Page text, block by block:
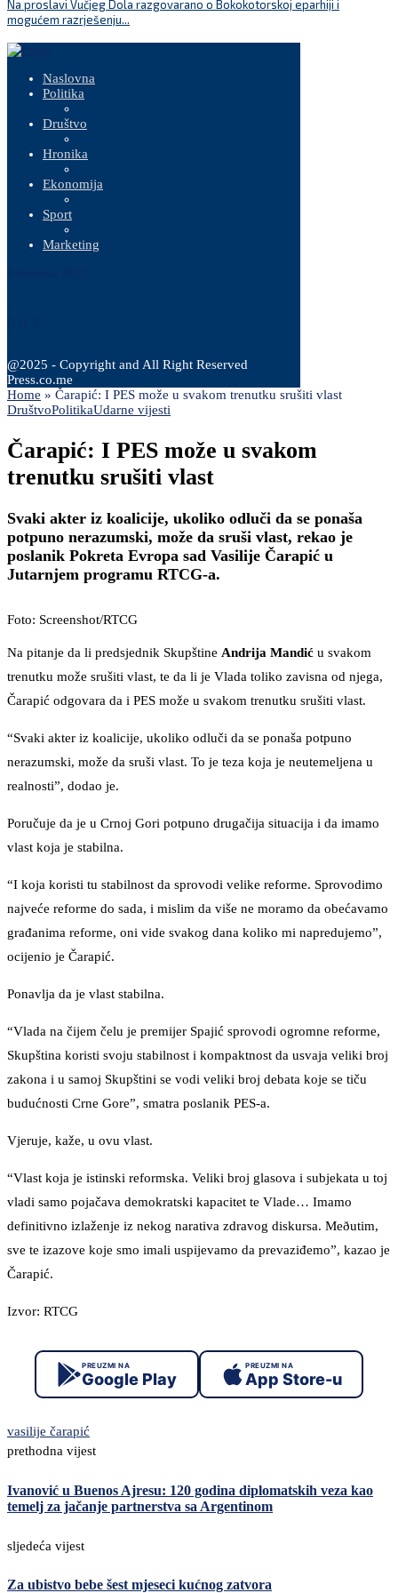
Na proslavi Vučjeg Dola razgovarano o Bokokotorskoj eparhiji i
mogućem razrješenju...
Naslovna
Politika
Društvo
Hronika
Ekonomija
Sport
Marketing
@2025 - Copyright and All Right Reserved
Press.co.me
Home » Čarapić: I PES može u svakom trenutku srušiti vlast
DruštvoPolitikaUdarne vijesti
Čarapić: I PES može u svakom
trenutku srušiti vlast
Svaki akter iz koalicije, ukoliko odluči da se ponaša
potpuno nerazumski, može da sruši vlast, rekao je
poslanik Pokreta Evropa sad Vasilije Čarapić u
Jutarnjem programu RTCG-a.
Foto: Screenshot/RTCG
Na pitanje da li predsjednik Skupštine Andrija Mandić u svakom
trenutku može srušiti vlast, te da li je Vlada toliko zavisna od njega,
Čarapić odgovara da i PES može u svakom trenutku srušiti vlast.
“Svaki akter iz koalicije, ukoliko odluči da se ponaša potpuno
nerazumski, može da sruši vlast. To je teza koja je neutemeljena u
realnosti”, dodao je.
Poručuje da je u Crnoj Gori potpuno drugačija situacija i da imamo
vlast koja je stabilna.
“I koja koristi tu stabilnost da sprovodi velike reforme. Sprovodimo
najveće reforme do sada, i mislim da više ne moramo da obećavamo
građanima reforme, oni vide svakog dana koliko mi napredujemo”,
ocijenio je Čarapić.
Ponavlja da je vlast stabilna.
“Vlada na čijem čelu je premijer Spajić sprovodi ogromne reforme,
Skupština koristi svoju stabilnost i kompaktnost da usvaja veliki broj
zakona i u samoj Skupštini se vodi veliki broj debata koje se tiču
budućnosti Crne Gore”, smatra poslanik PES-a.
Vjeruje, kaže, u ovu vlast.
“Vlast koja je istinski reformska. Veliki broj glasova i subjekata u toj
vladi samo pojačava demokratski kapacitet te Vlade… Imamo
definitivno izlaženje iz nekog narativa zdravog diskursa. Meðutim,
sve te izazove koje smo imali uspijevamo da prevaziđemo”, kazao je
Čarapić.
Izvor: RTCG
PREUZMI NA
Google Play
PREUZMI NA
App Store-u
vasilije čarapić
prethodna vijest
Ivanović u Buenos Ajresu: 120 godina diplomatskih veza kao
temelj za jačanje partnerstva sa Argentinom
sljedeća vijest
Za ubistvo bebe šest mjeseci kućnog zatvora